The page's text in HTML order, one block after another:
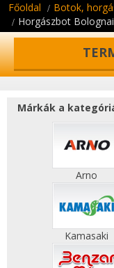
Főoldal
Botok,
Horgászbot
Márkák a
Arno
Kamasaki